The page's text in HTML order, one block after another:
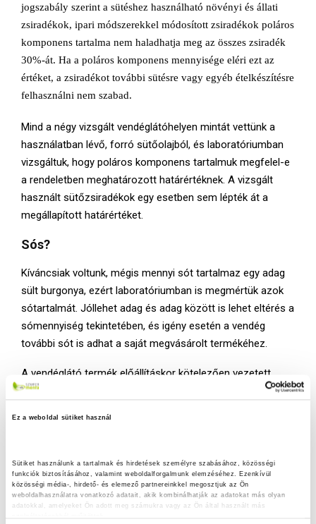
Ez a weboldal sütiket használ
Sütiket használunk a tartalmak és hirdetések személyre szabásához, közösségi
funkciók biztosításához, valamint weboldalforgalmunk elemzéséhez. Ezenkívül
közösségi média-, hirdető- és elemező partnereinkkel megosztjuk az Ön
weboldalhasználatra vonatkozó adatait, akik kombinálhatják az adatokat más olyan
adatokkal, amelyeket Ön adott meg számukra vagy az Ön által használt más
jogszabály szerint a sütéshez használható növényi és állati
zsiradékok, ipari módszerekkel módosított zsiradékok poláros
komponens tartalma nem haladhatja meg az összes zsiradék
30%-át. Ha a poláros komponens mennyisége eléri ezt az
értéket, a zsiradékot további sütésre vagy egyéb ételkészítésre
felhasználni nem szabad.
Mind a négy vizsgált vendéglátóhelyen mintát vettünk a
használatban lévő, forró sütőolajból, és laboratóriumban
vizsgáltuk, hogy poláros komponens tartalmuk megfelel-e
a rendeletben meghatározott határértéknek. A vizsgált
használt sütőzsiradékok egy esetben sem lépték át a
megállapított határértéket.
Sós?
Kíváncsiak voltunk, mégis mennyi sót tartalmaz egy adag
sült burgonya, ezért laboratóriumban is megmértük azok
sótartalmát. Jóllehet adag és adag között is lehet eltérés a
sómennyiség tekintetében, és igény esetén a vendég
további sót is adhat a saját megvásárolt termékéhez.
A vendéglátó termék előállításkor kötelezően vezetett
anyaghányad nyilvántartás (kalkuláció) alapján a
termékénél választható, hogy sózva vagy sózás nélkül
kérjük a terméket.
A mért értékek tájékoztató jellegűek, a minta egyedisége,